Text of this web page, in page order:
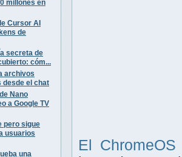
millones en
Cursor AI
de
secreta de
cóm...
archivos
desde el chat
Nano
a Google TV
pero sigue
usuarios
una
El